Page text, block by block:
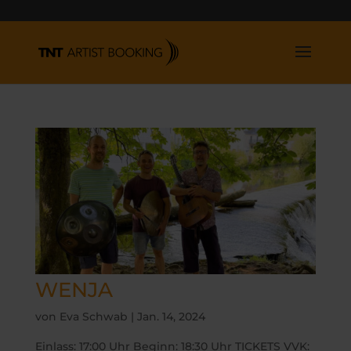
WENJA
von Eva Schwab | Jan. 14, 2024
Einlass: 17:00 Uhr Beginn: 18:30 Uhr TICKETS VVK: